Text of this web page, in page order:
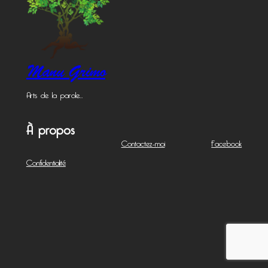
Manu Grimo
Arts de la parole…
À propos
Confidentialité
Contactez-moi Facebook